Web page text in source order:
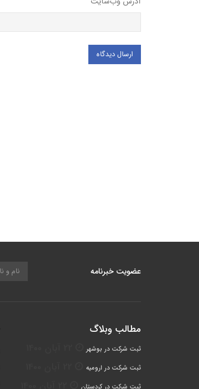
ارسال دیدگاه
عضویت خبرنامه
مطالب وبلاگ
ثبت شرکت در بوشهر
ثبت شرکت در ارومیه
ثبت شرکت در کردستان